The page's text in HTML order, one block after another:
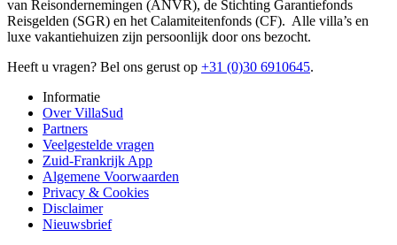
van Reisondernemingen (ANVR), de Stichting Garantiefonds
Reisgelden (SGR) en het Calamiteitenfonds (CF). Alle villa’s en
luxe vakantiehuizen zijn persoonlijk door ons bezocht.
Heeft u vragen? Bel ons gerust op +31 (0)30 6910645.
Informatie
Over VillaSud
Partners
Veelgestelde vragen
Zuid-Frankrijk App
Algemene Voorwaarden
Privacy & Cookies
Disclaimer
Nieuwsbrief